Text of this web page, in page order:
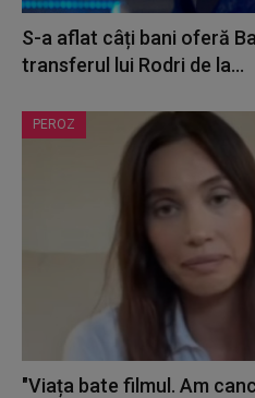
S-a aflat câți bani oferă
transferul lui Rodri de la...
PEROZ
"Viața bate filmul. Am